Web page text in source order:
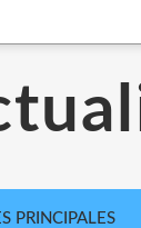
PRINCIPALES